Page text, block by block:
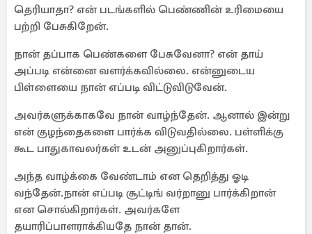
தெரியாதா? என் படங்களில் பெண்ணின் உரிமையை
பற்றி பேசுகிறேன்.
நான் தப்பாக பெண்களை பேசுவேனா? என் தாய்
அப்படி என்னை வளர்க்கவில்லை. என்னுடைய
பிள்ளையை நான் எப்படி விட்டுவிடுவேன்.
அவர்களுக்காகவே நான் வாழ்ந்தேன். ஆனால் இன்று
என் குழந்தைகளை பார்க்க விடுவதில்லை. பள்ளிக்கு
கூட பாதுகாவலர்கள் உடன் அனுப்புகிறார்கள்.
அந்த வாழ்க்கை வேண்டாம் என தெறித்து ஓடி
வந்தேன்.நான் எப்படி சூட்டிங் வர்றானு பார்க்கிறான்
என சொல்கிறார்கள். அவர்களே
தயாரிப்பாளராக்கியதே நான் தான்.